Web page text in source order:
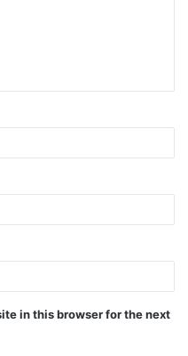
in this browser for the next